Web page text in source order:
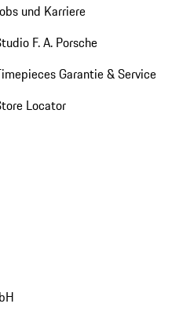
und Karriere
F. A. Porsche
Garantie & Service
Locator